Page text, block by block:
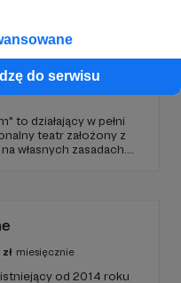
do serwisu
to działający w pełni
teatr założony z
własnych zasadach.
zł miesięcznie
od 2014 roku